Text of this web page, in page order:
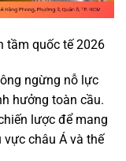
tầm quốc tế 2026
ngừng nỗ lực
hưởng toàn cầu.
lược để mang
châu Á và thế